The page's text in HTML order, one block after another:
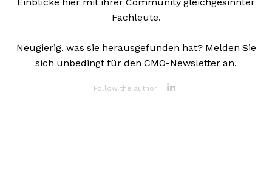
Einblicke hier mit ihrer Community gleichgesinnter
Fachleute.
Neugierig, was sie herausgefunden hat? Melden Sie
sich unbedingt für den CMO-Newsletter an.
Follow the author: